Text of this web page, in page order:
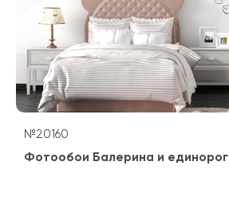
№20160
Фотообои Балерина и единорог